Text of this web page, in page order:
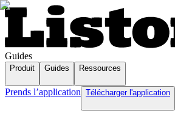
Guides
Produit Guides Ressources
Prends l’application Télécharger l'application